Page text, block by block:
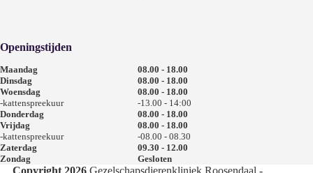
Openingstijden
Maandag
Dinsdag
Woensdag
-kattenspreekuur
Donderdag
Vrijdag
-kattenspreekuur
Zaterdag
Zondag
08.00 - 18.00
08.00 - 18.00
08.00 - 18.00
-13.00 - 14:00
08.00 - 18.00
08.00 - 18.00
-08.00 - 08.30
09.30 - 12.00
Gesloten
Copyright 2026 Gezelschapsdierenkliniek Roosendaal -